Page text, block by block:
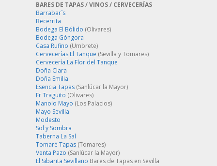
BARES DE TAPAS / VINOS / CERVECERÍAS
Barrabar´s
Becerrita
Bodega El Bólido (Olivares)
Bodega Góngora
Casa Rufino (Umbrete)
Cervecerías El Tanque (Sevilla y Tomares)
Cervecería La Flor del Tanque
Doña Clara
Doña Emilia
Esencia Tapas (Sanlúcar la Mayor)
Er Traguito (Olivares)
Manolo Mayo (Los Palacios)
Mayo Sevilla
Modesto
Sol y Sombra
Taberna La Sal
Tomaré Tapas (Tomares)
Venta Pazo (Sanlúcar la Mayor)
El Sibarita Sevillano Bares de Tapas en Sevilla